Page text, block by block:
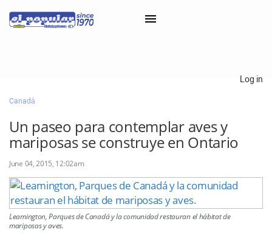
Classifieds
Categorías
Iniciar sesión con Clascal
×
Log in
Canadá
Un paseo para contemplar aves y
mariposas se construye en Ontario
June 04, 2015, 12:02am
Leamington, Parques de Canadá y la comunidad restauran el hábitat de
mariposas y aves.